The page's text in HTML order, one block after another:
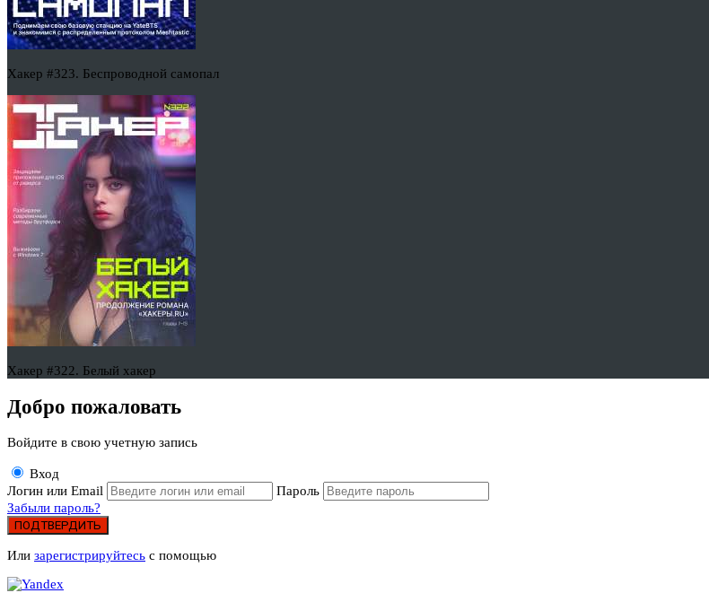
Хакер #323. Беспроводной самопал
Хакер #322. Белый хакер
Добро пожаловать
Войдите в свою учетную запись
Вход
Логин или Email
Пароль
Забыли пароль?
ПОДТВЕРДИТЬ
Или зарегистрируйтесь с помощью